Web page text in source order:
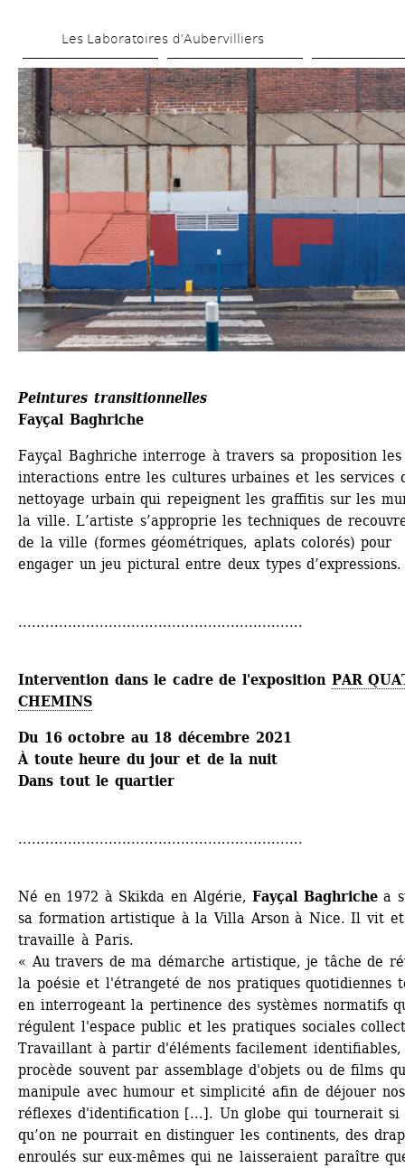
au
contenu
principal
Les Laboratoires d’Aubervilliers
Peintures transitionnelles
Fayçal Baghriche
Fayçal Baghriche interroge à travers sa proposition les
interactions entre les cultures urbaines et les ­services
nettoyage urbain qui repeignent les graffitis sur les
la ville. L’artiste s’approprie les techniques de
de la ville (formes géométriques, aplats colorés) pour
engager un jeu pictural entre deux types d’expressions.
...............................................................
Intervention dans le cadre de l'exposition PAR
CHEMINS
Du 16 octobre au 18 décembre 2021
À toute heure du jour et de la nuit
Dans tout le quartier
...............................................................
Né en 1972 à Skikda en Algérie, Fayçal Baghrichea
sa formation artistique à la Villa Arson à Nice. Il vit et
travaille à Paris.
« Au travers de ma démarche artistique, je tâche de
la poésie et l'étrangeté de nos pratiques quotidiennes
en interrogeant la pertinence des systèmes normatifs
régulent l'espace public et les pratiques sociales
Travaillant à partir d'éléments facilement
procède souvent par assemblage d'objets ou de films
manipule avec humour et simplicité afin de déjouer nos
réflexes d'identification [...]. Un globe qui tournerait si
qu’on ne pourrait en distinguer les continents, des
enroulés sur eux-mêmes qui ne laisseraient paraître